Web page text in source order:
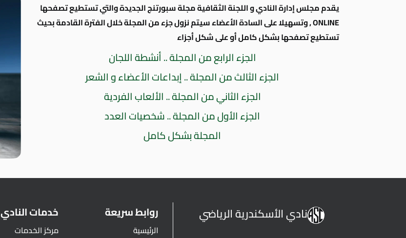
يقدم مجلس إدارة النادي و اللجنة الثقافية مجلة سبورتنج الجديدة والتي تستطيع تصفحها
ONLINE , وتسهيلا على السادة الأعضاء سيتم نزول جزء من المجلة خلال الفترة القادمة
بحيث
تستطيع تصفحها بشكل كامل أو على شكل أجزاء
الجزء الرابع من المجلة .. أنشطة اللجان
الجزء الثالث من المجلة .. إبداعات الأعضاء و الشعر
الجزء الثاني من المجلة .. الألعاب الفردية
الجزء الأول من المجلة .. شخصيات العدد
المجلة بشكل كامل
نادي الأسكندرية الرياضي روابط سريعة
الرئيسية
خدمات النادي
مركز الخدمات